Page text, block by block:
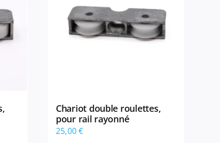
Chariot double roulettes,
pour rail rayonné
25,00€